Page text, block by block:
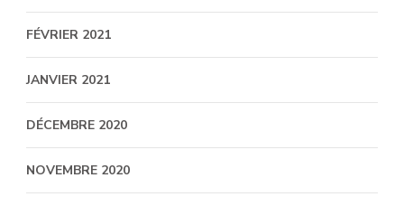
FÉVRIER 2021
JANVIER 2021
DÉCEMBRE 2020
NOVEMBRE 2020